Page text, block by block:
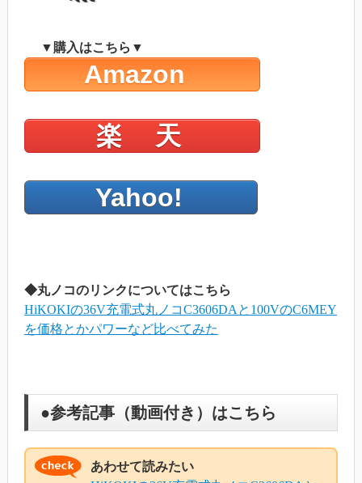
▼購入はこちら▼
Amazon
楽 天
Yahoo!
◆丸ノコのリンクについてはこちら
HiKOKIの36V充電式丸ノコC3606DAと100VのC6MEY
を価格とかパワーなど比べてみた
●参考記事（動画付き）はこちら
あわせて読みたい